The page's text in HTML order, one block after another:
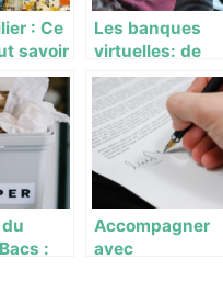
: Ce
savoir
au
Les banques
virtuelles: de
nouveaux
etablissements
en vogue
:
Accompagner
avec